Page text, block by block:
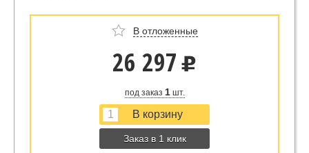
В отложенные
26 297 u
под заказ 1шт.
Заказ в 1 клик